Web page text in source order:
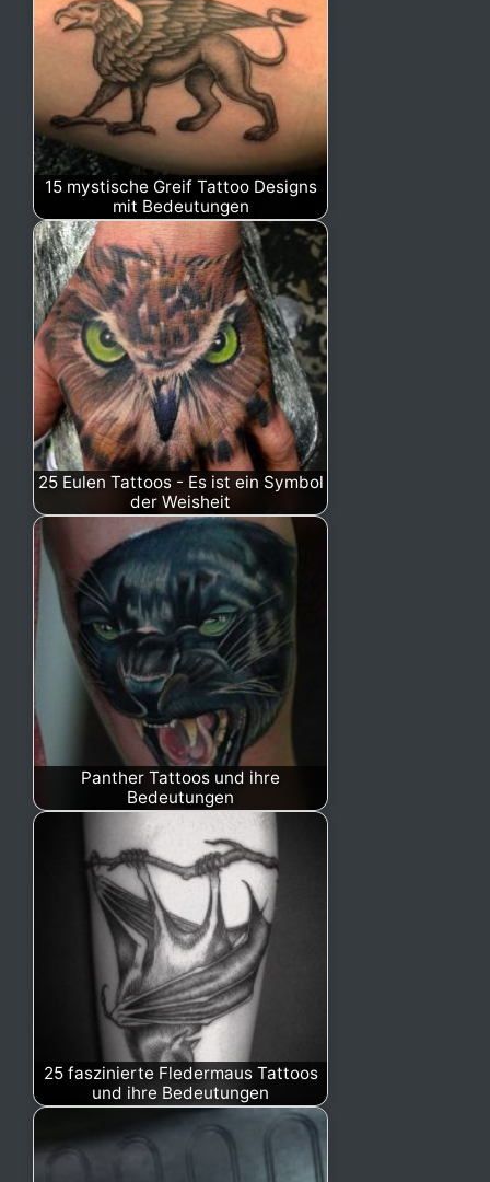
15 mystische Greif Tattoo Designs
mit Bedeutungen
25 Eulen Tattoos - Es ist ein Symbol
der Weisheit
Panther Tattoos und ihre
Bedeutungen
25 faszinierte Fledermaus Tattoos
und ihre Bedeutungen